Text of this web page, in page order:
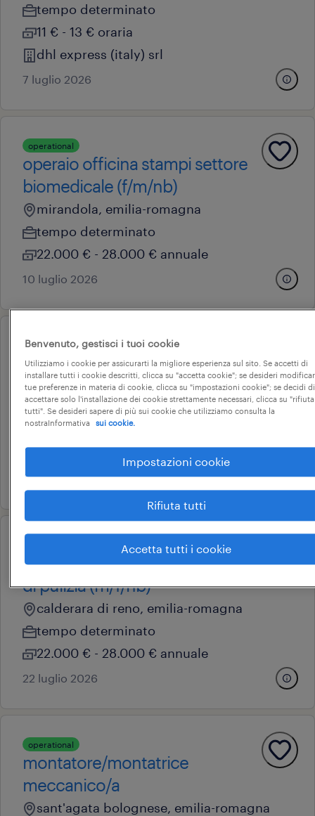
tempo determinato
11 € - 13 € oraria
dhl express (italy) srl
7 luglio 2026
operational
operaio officina stampi settore
biomedicale (f/m/nb)
mirandola, emilia-romagna
tempo determinato
22.000 € - 28.000 € annuale
10 luglio 2026
operational
cameriere di sala e addetto di
cucina (f/m/nb)
san giovanni in persiceto, emilia-romagna
tempo determinato
22.000 € - 28.000 € annuale
22 luglio 2026
responsabile di squadra – servizi
di pulizia (m/f/nb)
calderara di reno, emilia-romagna
tempo determinato
22.000 € - 28.000 € annuale
22 luglio 2026
operational
montatore/montatrice
meccanico/a
sant'agata bolognese, emilia-romagna
Benvenuto, gestisci i tuoi cookie
Utilizziamo i cookie per assicurarti la migliore esperienza sul sito. Se accetti di
installare tutti i cookie descritti, clicca su "accetta cookie"; se desideri
tue preferenze in materia di cookie, clicca su "impostazioni cookie"; se decidi di
accettare solo l'installazione dei cookie strettamente necessari, clicca su "rifiuta
tutti". Se desideri sapere di più sui cookie che utilizziamo consulta la
nostraInformativa
sui cookie.
Impostazioni cookie
Rifiuta tutti
Accetta tutti i cookie